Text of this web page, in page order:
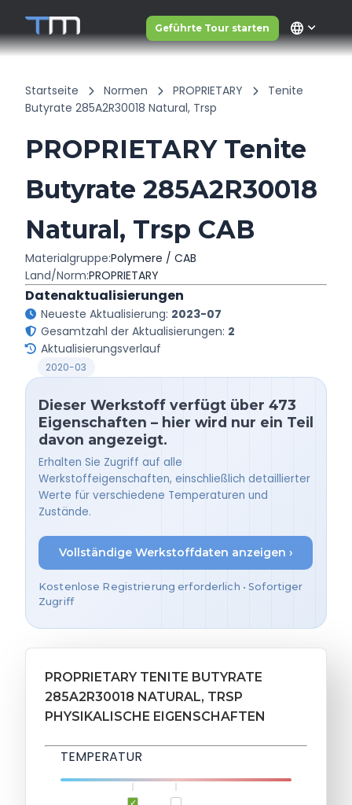
Geführte Tour starten language
Startseite Normen PROPRIETARY
Tenite
Butyrate 285A2R30018 Natural, Trsp
PROPRIETARY Tenite
Butyrate 285A2R30018
Natural, Trsp CAB
Materialgruppe:Polymere / CAB
Land/Norm:PROPRIETARY
Datenaktualisierungen
Neueste Aktualisierung: 2023-07
Gesamtzahl der Aktualisierungen: 2
Aktualisierungsverlauf
2020-03
Dieser Werkstoff verfügt über 473
Eigenschaften – hier wird nur ein Teil
davon angezeigt.
Erhalten Sie Zugriff auf alle
Werkstoffeigenschaften, einschließlich detaillierter
Werte für verschiedene Temperaturen und
Zustände.
Vollständige Werkstoffdaten anzeigen ›
Kostenlose Registrierung erforderlich • Sofortiger
Zugriff
PROPRIETARY TENITE BUTYRATE
285A2R30018 NATURAL, TRSP
PHYSIKALISCHE EIGENSCHAFTEN
TEMPERATUR